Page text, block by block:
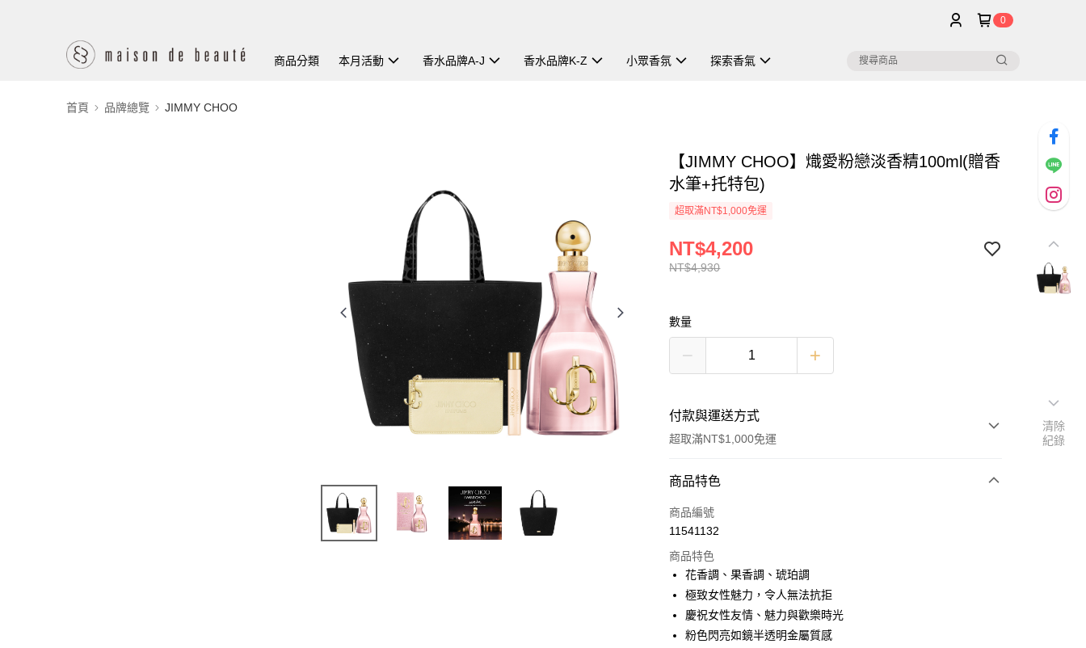
0
商品分類 本月活動 香水品牌A-J 香水品牌K-Z 小眾香氛 探索香氣
首頁 品牌總覽 JIMMY CHOO
【JIMMY CHOO】熾愛粉戀淡香精100ml(贈香
水筆+托特包)
超取滿NT$1,000免運
NT$4,930
NT$4,200
數量
付款與運送方式
超取滿NT$1,000免運
付款方式
信用卡一次付款
運送方式
付款後全家取貨
每筆NT$80，滿NT$1,000(含以上)免運費
商品特色
商品編號
11541132
商品特色
花香調、果香調、琥珀調
極致女性魅力，令人無法抗拒
慶祝女性友情、魅力與歡樂時光
粉色閃亮如鏡半透明金屬質感
清除
紀錄